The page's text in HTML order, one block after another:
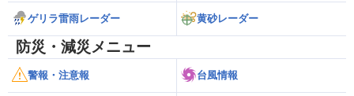
ゲリラ雷雨レーダー 黄砂レーダー
防災・減災メニュー
警報・注意報 台風情報